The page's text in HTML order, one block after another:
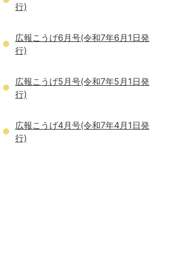
行)
広報こうげ6月号(令和7年6月1日発
行)
広報こうげ5月号(令和7年5月1日発
行)
広報こうげ4月号(令和7年4月1日発
行)